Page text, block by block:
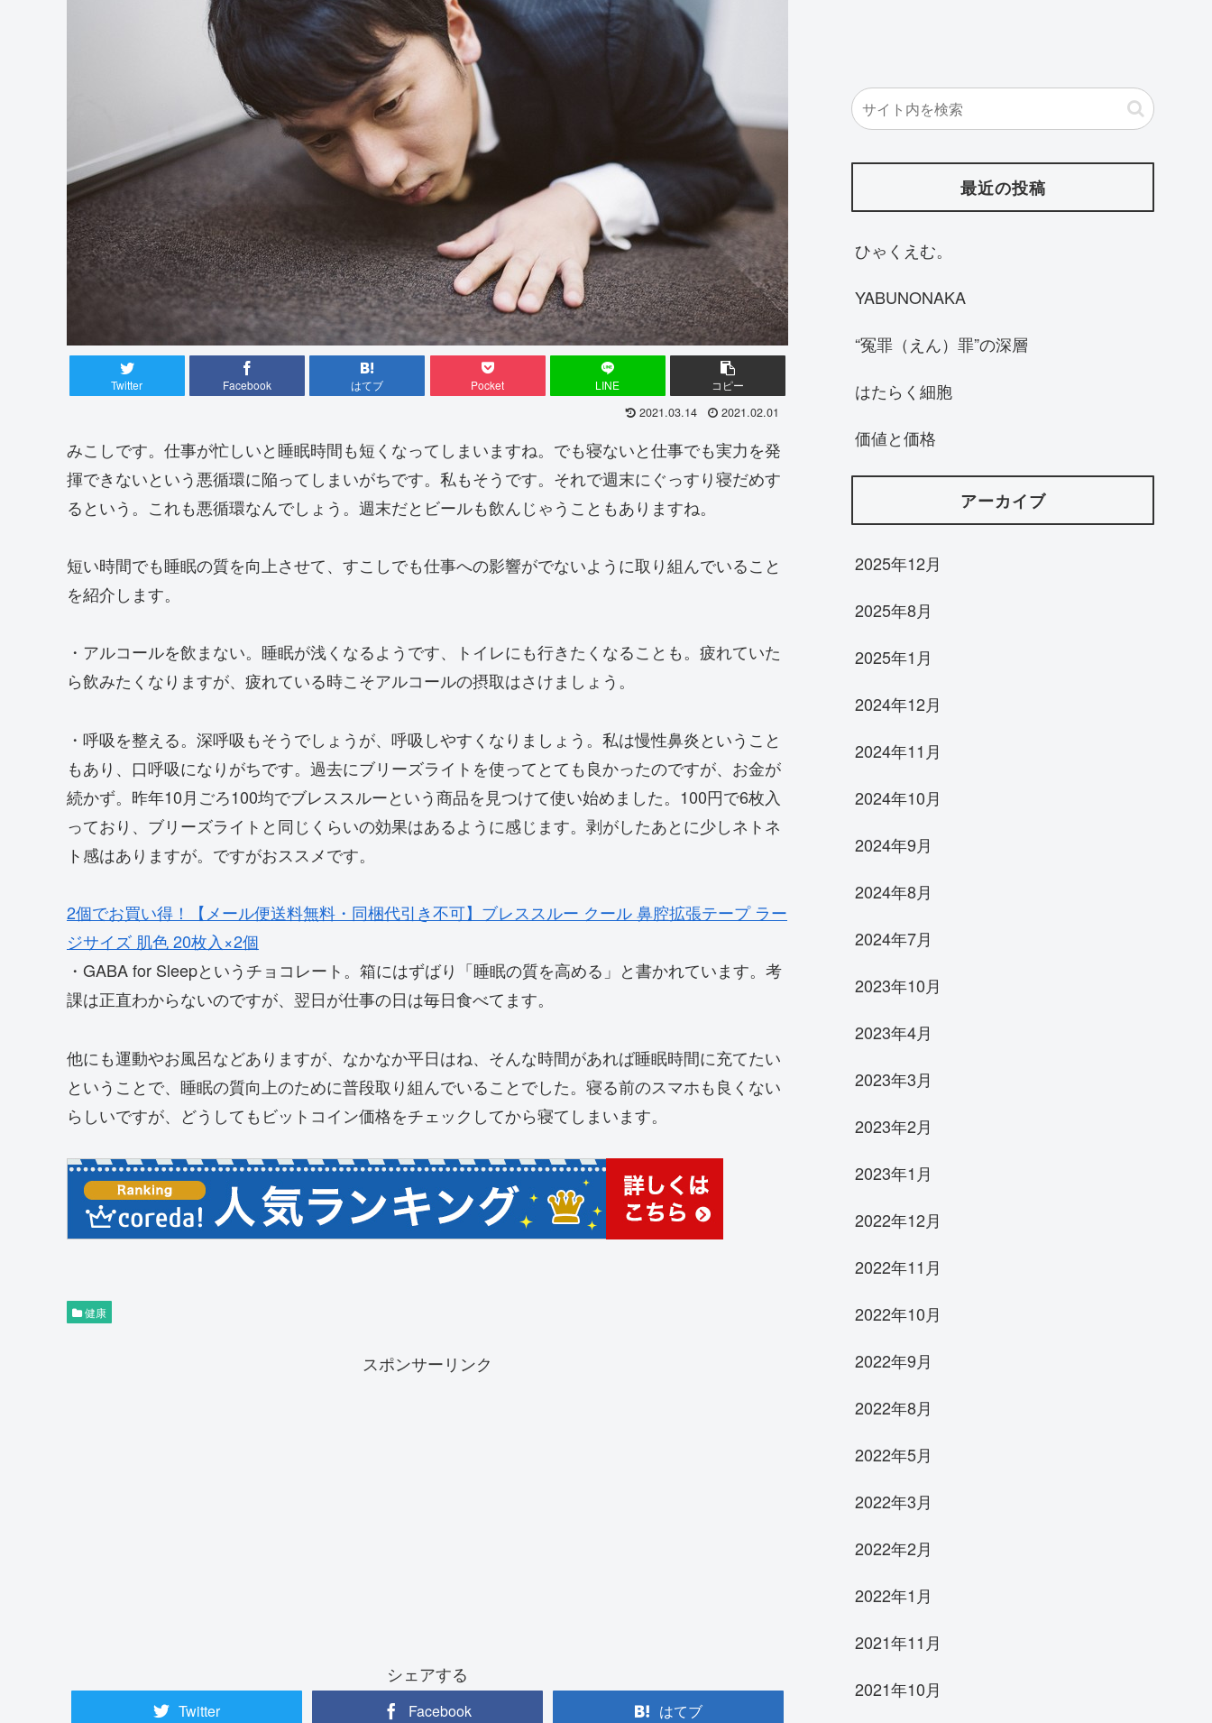
Twitter Facebook はてブ Pocket LINE コピー
2021.03.14 2021.02.01
みこしです。仕事が忙しいと睡眠時間も短くなってしまいますね。でも寝ないと仕事でも実力を発
揮できないという悪循環に陥ってしまいがちです。私もそうです。それで週末にぐっすり寝だめす
るという。これも悪循環なんでしょう。週末だとビールも飲んじゃうこともありますね。
短い時間でも睡眠の質を向上させて、すこしでも仕事への影響がでないように取り組んでいること
を紹介します。
・アルコールを飲まない。睡眠が浅くなるようです、トイレにも行きたくなることも。疲れていた
ら飲みたくなりますが、疲れている時こそアルコールの摂取はさけましょう。
・呼吸を整える。深呼吸もそうでしょうが、呼吸しやすくなりましょう。私は慢性鼻炎ということ
もあり、口呼吸になりがちです。過去にブリーズライトを使ってとても良かったのですが、お金が
続かず。昨年10月ごろ100均でブレススルーという商品を見つけて使い始めました。100円で6枚入
っており、ブリーズライトと同じくらいの効果はあるように感じます。剥がしたあとに少しネトネ
ト感はありますが。ですがおススメです。
2個でお買い得！【メール便送料無料・同梱代引き不可】ブレススルー クール 鼻腔拡張テープ ラー
ジサイズ 肌色 20枚入×2個
・GABA for Sleepというチョコレート。箱にはずばり「睡眠の質を高める」と書かれています。考
課は正直わからないのですが、翌日が仕事の日は毎日食べてます。
他にも運動やお風呂などありますが、なかなか平日はね、そんな時間があれば睡眠時間に充てたい
ということで、睡眠の質向上のために普段取り組んでいることでした。寝る前のスマホも良くない
らしいですが、どうしてもビットコイン価格をチェックしてから寝てしまいます。
健康
スポンサーリンク
シェアする
Twitter Facebook はてブ
最近の投稿
ひゃくえむ。
YABUNONAKA
“冤罪（えん）罪”の深層
はたらく細胞
価値と価格
アーカイブ
2025年12月
2025年8月
2025年1月
2024年12月
2024年11月
2024年10月
2024年9月
2024年8月
2024年7月
2023年10月
2023年4月
2023年3月
2023年2月
2023年1月
2022年12月
2022年11月
2022年10月
2022年9月
2022年8月
2022年5月
2022年3月
2022年2月
2022年1月
2021年11月
2021年10月